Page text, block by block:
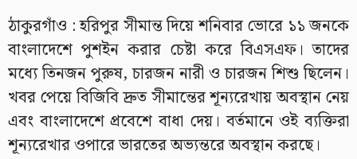
ঠাকুরগাঁও : হরিপুর সীমান্ত দিয়ে শনিবার ভোরে ১১ জনকে
বাংলাদেশে পুশইন করার চেষ্টা করে বিএসএফ। তাদের
মধ্যে তিনজন পুরুষ, চারজন নারী ও চারজন শিশু ছিলেন।
খবর পেয়ে বিজিবি দ্রুত সীমান্তের শূন্যরেখায় অবস্থান নেয়
এবং বাংলাদেশে প্রবেশে বাধা দেয়। বর্তমানে ওই ব্যক্তিরা
শূন্যরেখার ওপারে ভারতের অভ্যন্তরে অবস্থান করছে।